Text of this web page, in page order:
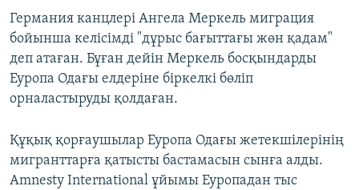
Германия канцлері Ангела Меркель миграция
бойынша келісімді "дұрыс бағыттағы жөн қадам"
деп атаған. Бұған дейін Меркель босқындарды
Еуропа Одағы елдеріне біркелкі бөліп
орналастыруды қолдаған.
Құқық қорғаушылар Еуропа Одағы жетекшілерінің
мигранттарға қатысты бастамасын сынға алды.
Amnesty International ұйымы Еуропадан тыс